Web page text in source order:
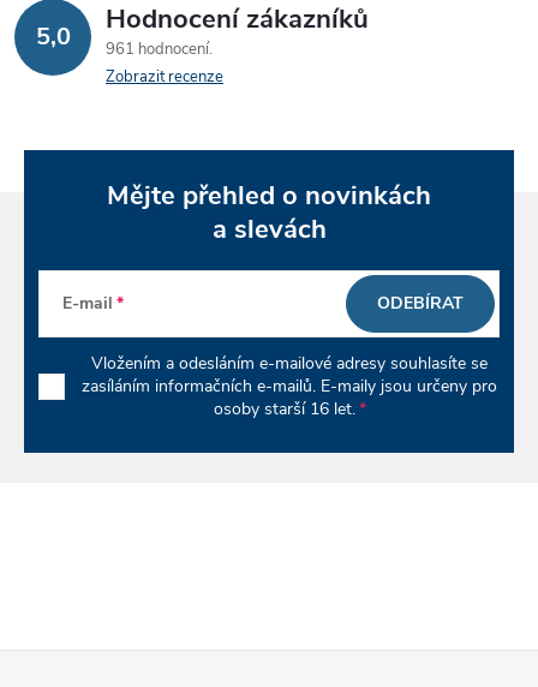
k
y
5,0 Hodnocení zákazníků
961 hodnocení
Zobrazit recenze
Mějte přehled o novinkách
a slevách
E-mail
Vložením a odesláním e-mailové adresy souhlasíte se
zasíláním informačních e-mailů. E-maily jsou určeny pro
osoby starší 16 let.
ODEBÍRAT